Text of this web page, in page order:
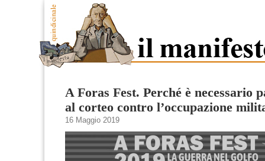
A Foras Fest. Perché è necessario
al corteo contro l’occupazione
16 Maggio 2019